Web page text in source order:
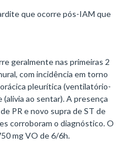
que ocorre pós-IAM que
geralmente nas primeiras 2
com incidência em torno
pleurítica (ventilatório-
ao sentar). A presença
PR e novo supra de ST de
corroboram o diagnóstico. O
mg VO de 6/6h.